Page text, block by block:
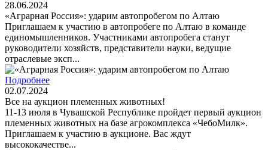
28.06.2024
«Аграрная Россия»: ударим автопробегом по Алтаю
Приглашаем к участию в автопробеге по Алтаю в команде
единомышленников. Участниками автопробега станут
руководители хозяйств, представители науки, ведущие
отраслевые эксп...
Подробнее
02.07.2024
Все на аукцион племенных животных!
11-13 июля в Чувашской Республике пройдет первый аукцион
племенных животных на базе агрокомплекса «ЧебоМилк».
Приглашаем к участию в аукционе. Вас ждут
высококачестве...